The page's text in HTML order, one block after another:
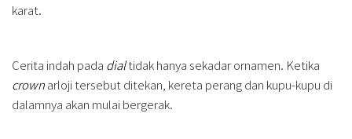
karat.
Cerita indah pada dialtidak hanya sekadar ornamen. Ketika
crownarloji tersebut ditekan, kereta perang dan kupu-kupu di
dalamnya akan mulai bergerak.